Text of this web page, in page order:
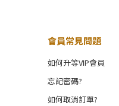
會員常見問題
如何升等VIP會員
忘記密碼?
如何取消訂單?